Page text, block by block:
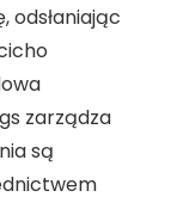
odsłaniając
zarządza
są